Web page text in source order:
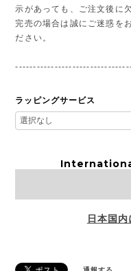
示があっても、ご注文後に
完売の場合は誠にご迷惑を
ださい。
ラッピングサービス
日本国